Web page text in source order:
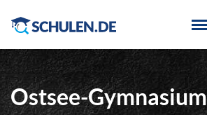
Ostsee-Gymnasium